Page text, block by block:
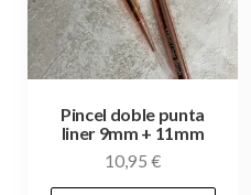
Pincel doble punta
liner 9mm + 11mm
10,95€